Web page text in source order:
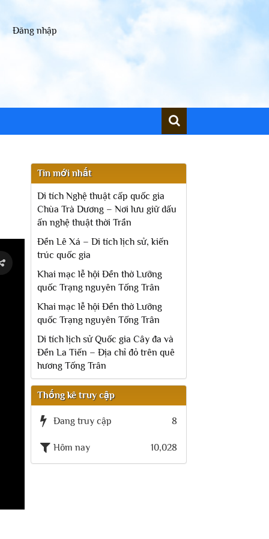
Đăng nhập
Tin mới nhất
Di tích Nghệ thuật cấp quốc gia
Chùa Trà Dương – Nơi lưu giữ dấu
ấn nghệ thuật thời Trần
Đền Lê Xá – Di tích lịch sử, kiến
trúc quốc gia
Khai mạc lễ hội Đền thờ Lưỡng
quốc Trạng nguyên Tống Trân
Khai mạc lễ hội Đền thờ Lưỡng
quốc Trạng nguyên Tống Trân
Di tích lịch sử Quốc gia Cây đa và
Đền La Tiến – Địa chỉ đỏ trên quê
hương Tống Trân
Thống kê truy cập
Đang truy cập 8
Hôm nay 10,028